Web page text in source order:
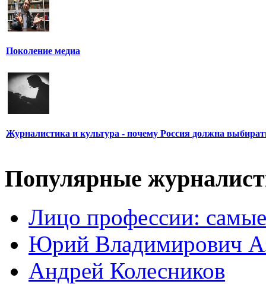
Поколение медиа
Журналистика и культура - почему Россия должна
Популярные
Лицо профессии:
Юрий Владимирович
Андрей Колесников